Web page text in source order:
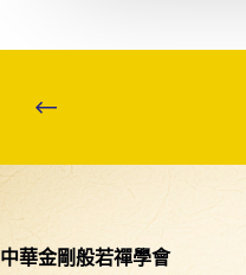
中華金剛般若禪學會